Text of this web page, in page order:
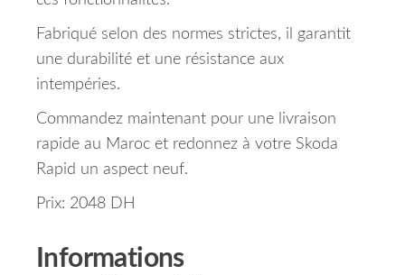
Fabriqué selon des normes strictes, il garantit
une durabilité et une résistance aux
intempéries.
Commandez maintenant pour une livraison
rapide au Maroc et redonnez à votre Skoda
Rapid un aspect neuf.
Prix: 2048 DH
Informations